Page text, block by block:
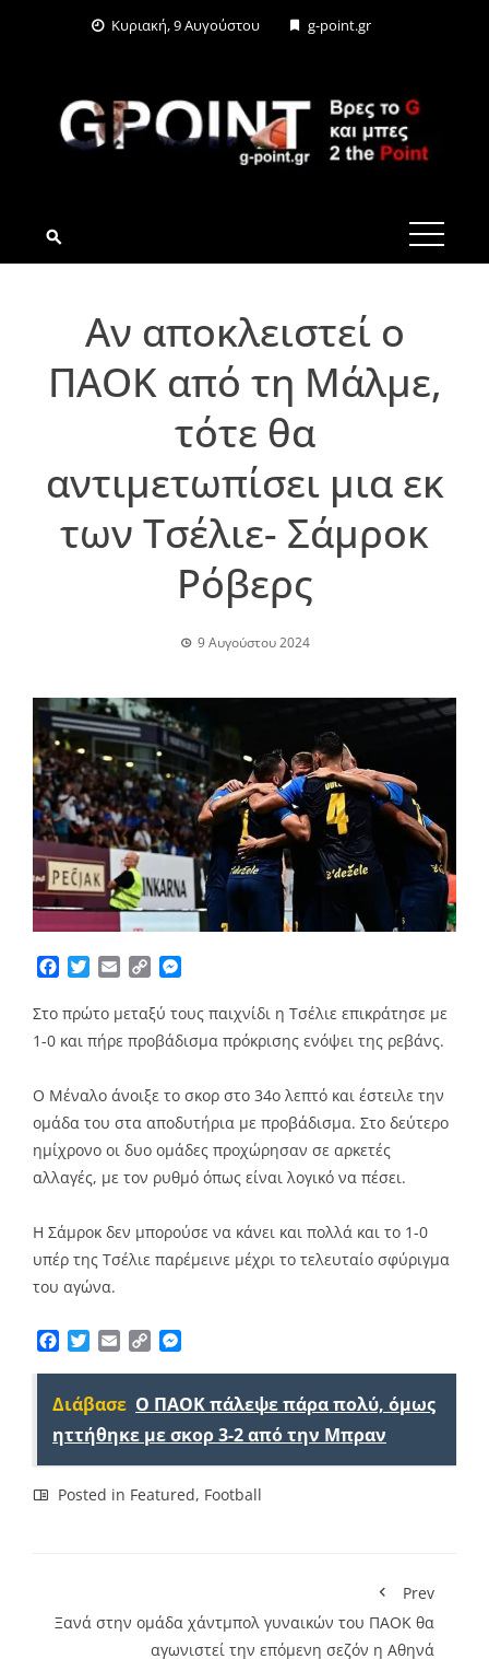
Κυριακή, 9 Αυγούστου g-point.gr
G-POINT.GR
Αν αποκλειστεί ο
ΠΑΟΚ από τη Μάλμε,
τότε θα
αντιμετωπίσει μια εκ
των Τσέλιε- Σάμροκ
Ρόβερς
9 Αυγούστου 2024
Facebook
TwitterEmailCopy
Στο πρώτο μεταξύ τους παιχνίδι η Τσέλιε επικράτησε με
1-0 και πήρε προβάδισμα πρόκρισης ενόψει της ρεβάνς.
Ο Μέναλο άνοιξε το σκορ στο 34ο λεπτό και έστειλε την
ομάδα του στα αποδυτήρια με προβάδισμα. Στο δεύτερο
ημίχρονο οι δυο ομάδες προχώρησαν σε αρκετές
αλλαγές, με τον ρυθμό όπως είναι λογικό να πέσει.
Η Σάμροκ δεν μπορούσε να κάνει και πολλά και το 1-0
υπέρ της Τσέλιε παρέμεινε μέχρι το τελευταίο σφύριγμα
του αγώνα.
Facebook
TwitterEmailCopy
Διάβασε Ο ΠΑΟΚ πάλεψε πάρα πολύ, όμως
ηττήθηκε με σκορ 3-2 από την Μπραν
Posted in Featured, Football
Prev
Ξανά στην ομάδα χάντμπολ γυναικών του ΠΑΟΚ θα
αγωνιστεί την επόμενη σεζόν η Αθηνά